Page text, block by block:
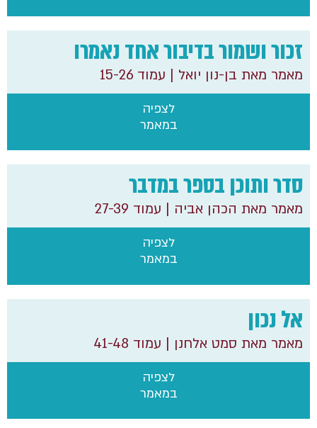
לצפיה
במאמר
זכור ושמור בדיבור אחד נאמרו
מאמר מאת בן-נון יואל | עמוד 15-26
לצפיה
במאמר
סדר ותוכן בספר במדבר
מאמר מאת הכהן אביה | עמוד 27-39
לצפיה
במאמר
אל נכון
מאמר מאת סמט אלחנן | עמוד 41-48